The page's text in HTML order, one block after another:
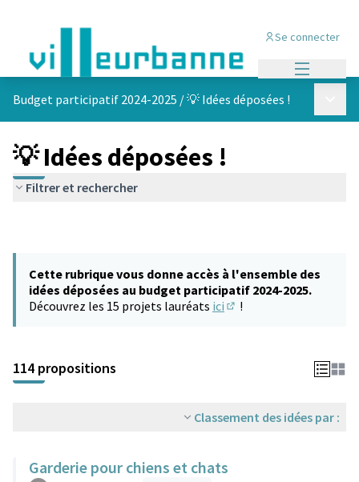
Se connecter
Budget participatif 2024-2025 /💡 Idées déposées !
💡 Idées déposées !
Filtrer et rechercher
Cette rubrique vous donne accès à l'ensemble des
idées déposées au budget participatif 2024-2025.
Découvrez les 15 projets lauréats ici !
114 propositions
Classement des idées par :
Garderie pour chiens et chats